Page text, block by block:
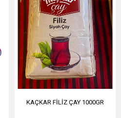
KAÇKAR FİLİZ ÇAY 1000GR